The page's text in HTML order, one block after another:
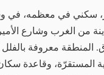
سكني في معظمه، في
من الغرب وشارع
المنطقة معروفة بالفلل
المستقرّة، وقاعدة